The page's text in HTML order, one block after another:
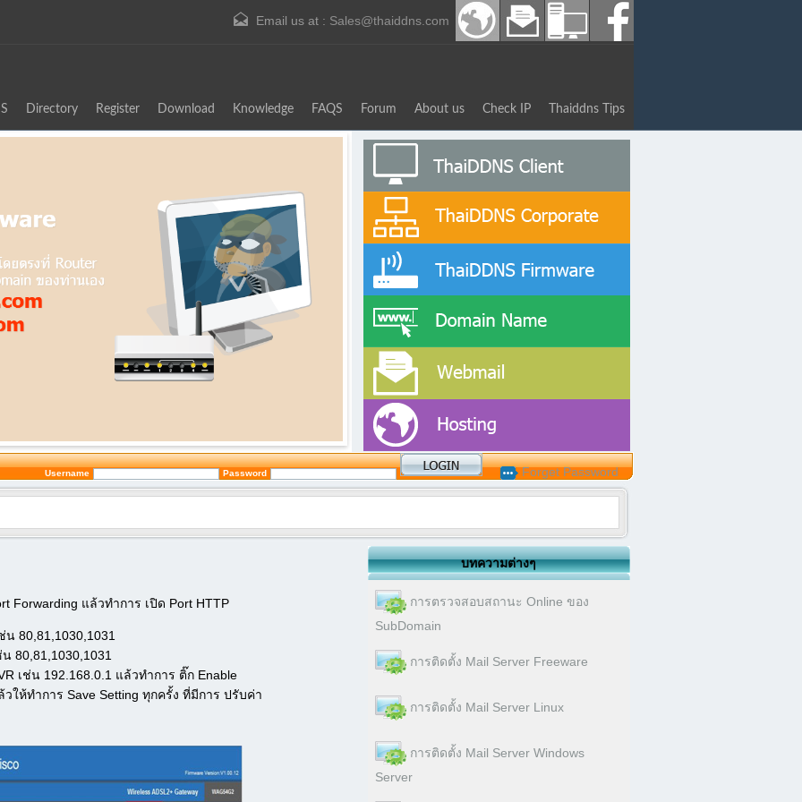
Email us at : Sales@thaiddns.com
Directory Register Download Knowledge FAQS Forum About us Check IP Thaiddns Tips
Username Password Forget Password
Forwarding แล้วทำการ เปิด Port HTTP
น 80,81,1030,1031
80,81,1030,1031
เช่น 192.168.0.1 แล้วทำการ ติ๊ก Enable
วให้ทำการ Save Setting ทุกครั้ง ที่มีการ ปรับค่า
บทความต่างๆ
การตรวจสอบสถานะ Online ของ
SubDomain
การติดตั้ง Mail Server Freeware
การติดตั้ง Mail Server Linux
การติดตั้ง Mail Server Windows
Server